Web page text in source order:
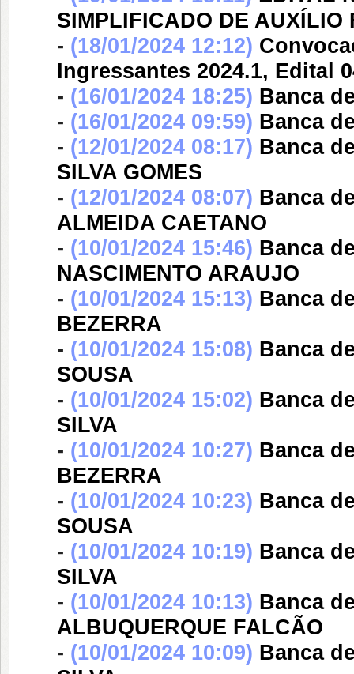
SIMPLIFICADO DE AUXÍLIO
- (18/01/2024 12:12)
Ingressantes 2024.1, Edital
- (16/01/2024 18:25) Banca
- (16/01/2024 09:59) Banca
- (12/01/2024 08:17) Banca
SILVA GOMES
- (12/01/2024 08:07) Banca
ALMEIDA CAETANO
- (10/01/2024 15:46) Banca
NASCIMENTO ARAUJO
- (10/01/2024 15:13) Banca
BEZERRA
- (10/01/2024 15:08) Banca
SOUSA
- (10/01/2024 15:02) Banca
SILVA
- (10/01/2024 10:27) Banca
BEZERRA
- (10/01/2024 10:23) Banca
SOUSA
- (10/01/2024 10:19) Banca
SILVA
- (10/01/2024 10:13) Banca
ALBUQUERQUE FALCÃO
- (10/01/2024 10:09) Banca